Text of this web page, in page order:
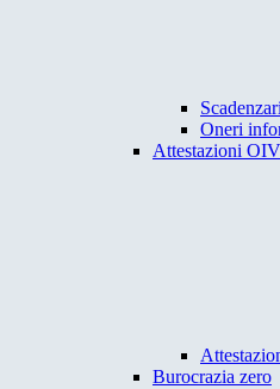
Oneri
Attestazioni
Burocrazia zero